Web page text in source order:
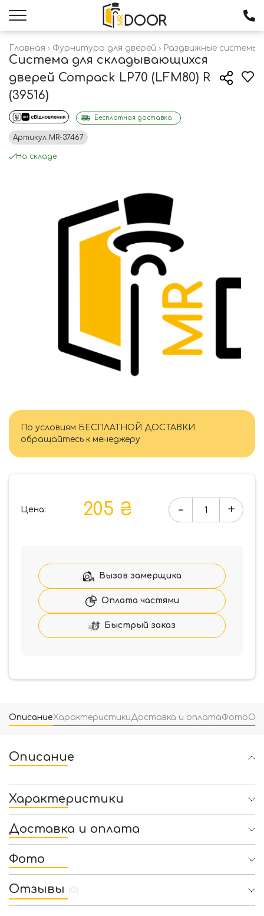
Главная Фурнитура для дверей Раздвижные системы
Система для складывающихся
дверей Compack LP70 (LFM80) R
(39516)
Бесплатная доставка
Артикул MR-37467
На складе
По условиям БЕСПЛАТНОЙ ДОСТАВКИ
обращайтесь к менеджеру
Цена: 205 ₴
Количество
складывающихся
дверей
Compack
LP70
R
- +
Вызов замерщика
Оплата частями
Быстрый заказ
ОписаниеХарактеристикиДоставка и оплатаФото
Описание
Характеристики
Доставка и оплата
Фото
Отзывы (0)